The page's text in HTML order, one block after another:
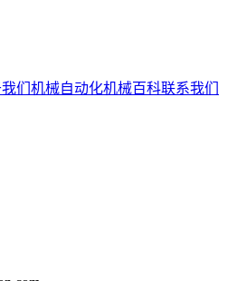
们 机械自动化机械百科联系我们